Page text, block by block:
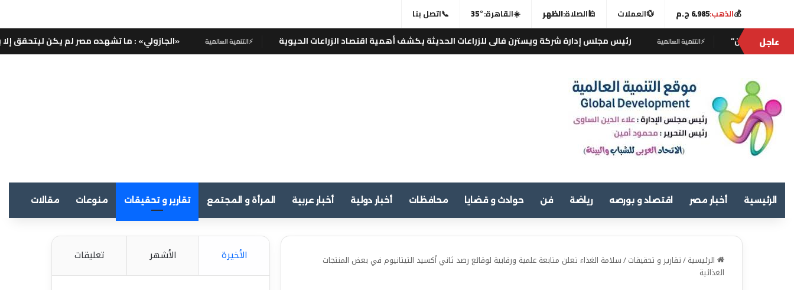
💰الذهب:6,985 ج.م 💱العملات 🕌الصلاة:الظهر ☀️القاهرة:35°
📞اتصل بنا
عاجل
التنمية العالمية رئيس مجلس إدارة شركة ويسترن فالى للزراعات الحديثة يكشف أهمية اقتصاد الزراعات الحيوية ⚡التنمية العالمية «الجازولي» : ما تشهده مصر لم يكن ليتحقق إلا بالعمل الجاد .. شكراً
الرئيسية أخبار مصر اقتصاد و بورصه رياضة فن حوادث و قضايا محافظات أخبار دولية أخبار عربية المرأة و المجتمع تقارير و تحقيقات منوعات مقالات
الرئيسية/تقارير و تحقيقات/سلامة الغذاء تعلن متابعة علمية ورقابية لوقائع رصد ثاني أكسيد التيتانيوم في بعض المنتجات
الغذائية
الأخيرة الأشهر تعليقات